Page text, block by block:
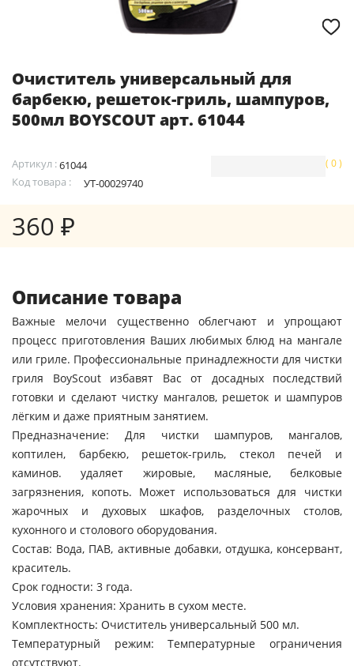
Очиститель универсальный для
барбекю, решеток-гриль, шампуров,
500мл BOYSCOUT арт. 61044
Артикул :61044
Код товара :
УТ-00029740
( 0 )
360 ₽
Описание товара
Важные мелочи существенно облегчают и упрощают
процесс приготовления Ваших любимых блюд на мангале
или гриле. Профессиональные принадлежности для чистки
гриля BoyScout избавят Вас от досадных последствий
готовки и сделают чистку мангалов, решеток и шампуров
лёгким и даже приятным занятием.
Предназначение: Для чистки шампуров, мангалов,
коптилен, барбекю, решеток-гриль, стекол печей и
каминов. удаляет жировые, масляные, белковые
загрязнения, копоть. Может использоваться для чистки
жарочных и духовых шкафов, разделочных столов,
кухонного и столового оборудования.
Состав: Вода, ПАВ, активные добавки, отдушка, консервант,
краситель.
Срок годности: 3 года.
Условия хранения: Хранить в сухом месте.
Комплектность: Очиститель универсальный 500 мл.
Температурный режим: Температурные ограничения
отсутствуют.